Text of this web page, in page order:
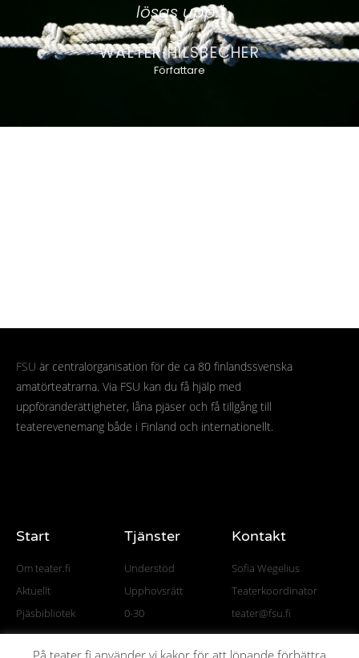
lösas upp."
WALTER HILSBECHER
Författare
FSU är centralorganisation för de ca 80 finlandssvenska
amatörteatrarna. Via FSU kan du få hjälp med
uppföranderättigheter, låna pjäser och få tillgång till
teaterevenemang både i Finland och internationellt.
Start
Om teater.fi
Aktuellt
Pjäsbibliotek
Tjänster
Understöd
Upphovsrätt
0-30
Kontakt
Sofia Wegelius
Teaterkoordinator
teater@fsu.fi